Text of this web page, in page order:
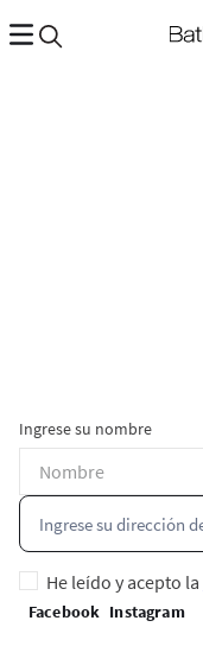
Ingrese su nombre
He leído y acepto la